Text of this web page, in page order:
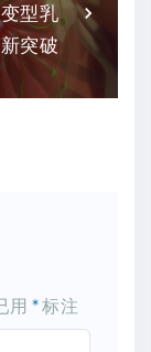
型乳
突破
用 *标注